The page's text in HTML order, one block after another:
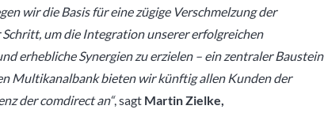
wir die Basis für eine zügige Verschmelzung der
um die Integration unserer erfolgreichen
erhebliche Synergien zu erzielen – ein zentraler Baustein
Multikanalbank bieten wir künftig allen Kunden der
der comdirect an“, sagt Martin Zielke,